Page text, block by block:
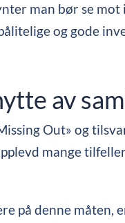
man bør se
og gode
av
Out» og
mange
på denne